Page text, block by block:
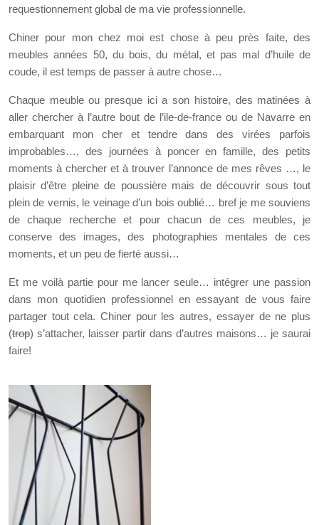
requestionnement global de ma vie professionnelle.
Chiner pour mon chez moi est chose à peu près faite, des
meubles années 50, du bois, du métal, et pas mal d’huile de
coude, il est temps de passer à autre chose…
Chaque meuble ou presque ici a son histoire, des matinées à
aller chercher à l’autre bout de l’ile-de-france ou de Navarre en
embarquant mon cher et tendre dans des virées parfois
improbables…, des journées à poncer en famille, des petits
moments à chercher et à trouver l’annonce de mes rêves …, le
plaisir d’être pleine de poussière mais de découvrir sous tout
plein de vernis, le veinage d’un bois oublié… bref je me souviens
de chaque recherche et pour chacun de ces meubles, je
conserve des images, des photographies mentales de ces
moments, et un peu de fierté aussi…
Et me voilà partie pour me lancer seule… intégrer une passion
dans mon quotidien professionnel en essayant de vous faire
partager tout cela. Chiner pour les autres, essayer de ne plus
(trop) s’attacher, laisser partir dans d’autres maisons… je saurai
faire!